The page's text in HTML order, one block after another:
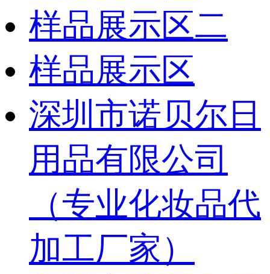
样品展示区二
样品展示区
深圳市诺贝尔日
用品有限公司
（专业化妆品代
加工厂家）